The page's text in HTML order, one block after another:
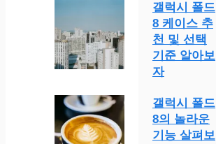
갤럭시 폴드
8 케이스 추
천 및 선택
기준 알아보
자
갤럭시 폴드
8의 놀라운
기능 살펴보